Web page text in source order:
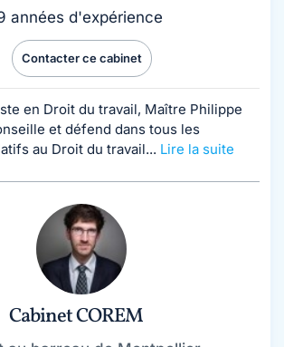
années d'expérience
Contacter ce cabinet
en Droit du travail, Maître Philippe
et défend dans tous les
au Droit du travail... Lire la suite
Cabinet COREM